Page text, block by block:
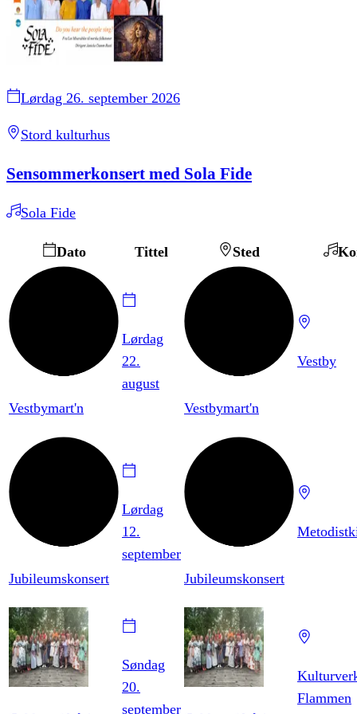
Lørdag 26. september 2026
Stord kulturhus
Sensommerkonsert med Sola Fide
Sola Fide
Dato Tittel Sted
Vestbymart'n
Lørdag
22.
august
Vestbymart'n
Vestby
Jubileumskonsert
Lørdag
12.
september
Jubileumskonsert
Søndag
20.
september
Flammen